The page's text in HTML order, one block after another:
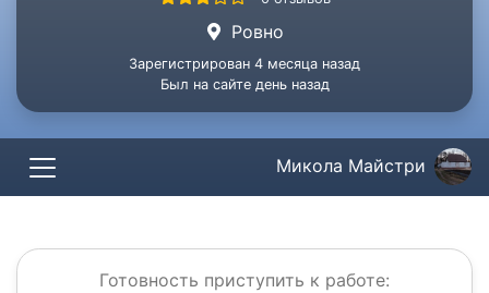
Ровно
Зарегистрирован 4 месяца назад
Был на сайте день назад
Микола Майстри
Готовность приступить к работе: